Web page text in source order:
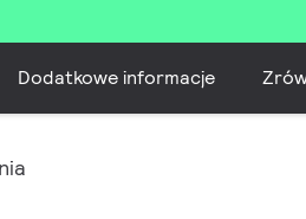
Dodatkowe informacje